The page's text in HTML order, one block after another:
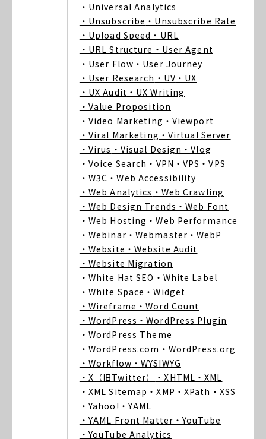
・Universal Analytics
・Unsubscribe ・Unsubscribe Rate
・Upload Speed ・URL
・URL Structure ・User Agent
・User Flow ・User Journey
・User Research ・UV ・UX
・UX Audit ・UX Writing
・Value Proposition
・Video Marketing ・Viewport
・Viral Marketing ・Virtual Server
・Virus ・Visual Design ・Vlog
・Voice Search ・VPN ・VPS ・VPS
・W3C ・Web Accessibility
・Web Analytics ・Web Crawling
・Web Design Trends ・Web Font
・Web Hosting ・Web Performance
・Webinar ・Webmaster ・WebP
・Website ・Website Audit
・Website Migration
・White Hat SEO ・White Label
・White Space ・Widget
・Wireframe ・Word Count
・WordPress ・WordPress Plugin
・WordPress Theme
・WordPress.com ・WordPress.org
・Workflow ・WYSIWYG
・X（旧Twitter）
・XHTML ・XML
・XML Sitemap ・XMP ・XPath ・XSS
・Yahoo! ・YAML
・YAML Front Matter ・YouTube
・YouTube Analytics